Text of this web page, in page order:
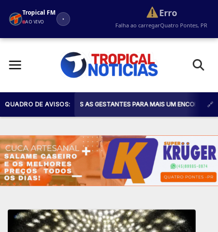
Tropical FM
AO VIVO
Erro
Falha ao carregarQuatro Pontes, PR
QUADRO DE AVISOS:
CONVIDA TODAS AS GESTANTES PARA MAIS UM ENCONTRO DO